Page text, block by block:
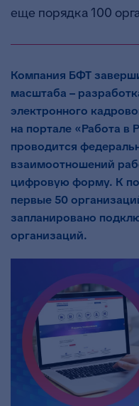
еще порядка 100
Компания БФТ
масштаба –
электронного
на портале «Работа в
проводится
взаимоотношений
цифровую форму. К
первые 50
запланировано
организаций.